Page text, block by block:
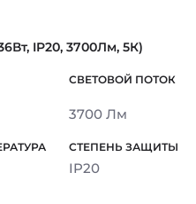
IP20, 3700Лм, 5К)
3700 Лм
IP20